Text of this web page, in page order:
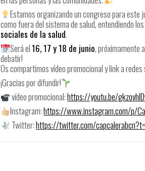
Estamos organizando un congreso para
como fuera del sistema de salud, entendiendo
sociales de la salud.
Será el16, 17 y 18 de junio, próximamente
debatir!
Os compartimos vídeo promocional y link a redes
¡Gracias por difundir!
vídeo promocional:https://youtu.be/
Instagram:https://www.instagram.com/p/
Twitter:https://twitter.com/